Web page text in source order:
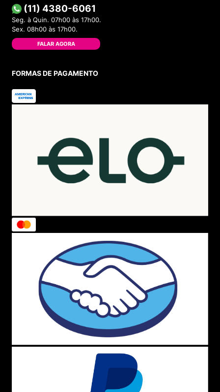
(11) 4380-6061
Seg. à Quin. 07h00 às 17h00.
Sex. 08h00 às 17h00.
FALAR AGORA
FORMAS DE PAGAMENTO